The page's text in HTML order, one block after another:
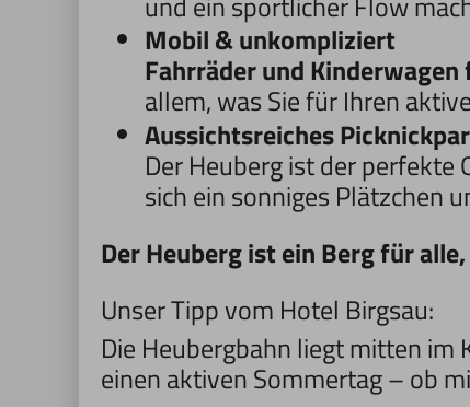
Mobil & unkompliziert
Fahrräder und
allem, was Sie für Ihren
Aussichtsreiches
Der Heuberg ist der perfekte
sich ein sonniges Plätzchen
Der Heuberg ist ein Berg für
Unser Tipp vom Hotel Birgsau:
Die Heubergbahn liegt mitten im
einen aktiven Sommertag – ob